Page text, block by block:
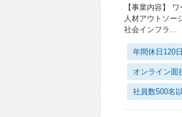
【事業内容】
人材アウトソー
社会インフラ…
年間休日120
オンライン面
社員数500名